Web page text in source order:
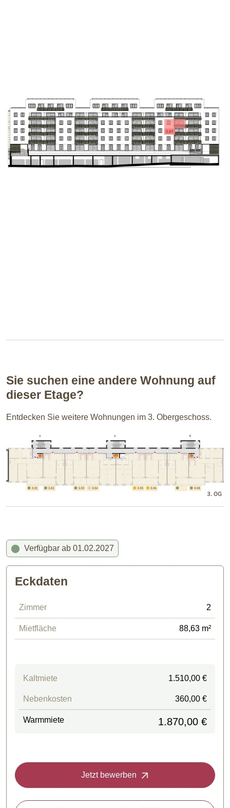
Sie suchen eine andere Wohnung auf
dieser Etage?
Entdecken Sie weitere Wohnungen im 3. Obergeschoss.
⬤ Verfügbar ab 01.02.2027
Eckdaten
Zimmer 2
Mietfläche 88,63 m²
Kaltmiete 1.510,00 €
Nebenkosten 360,00 €
Warmmiete 1.870,00 €
Jetzt bewerben